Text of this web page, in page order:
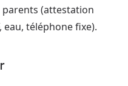
(attestation
eau, téléphone fixe).